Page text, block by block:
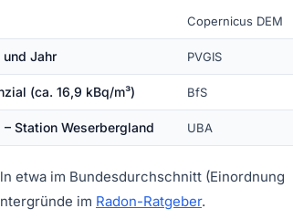
Copernicus DEM
und Jahr PVGIS
(ca. 16,9 kBq/m³) BfS
Station Weserbergland UBA
etwa im Bundesdurchschnitt (Einordnung
im Radon-Ratgeber.